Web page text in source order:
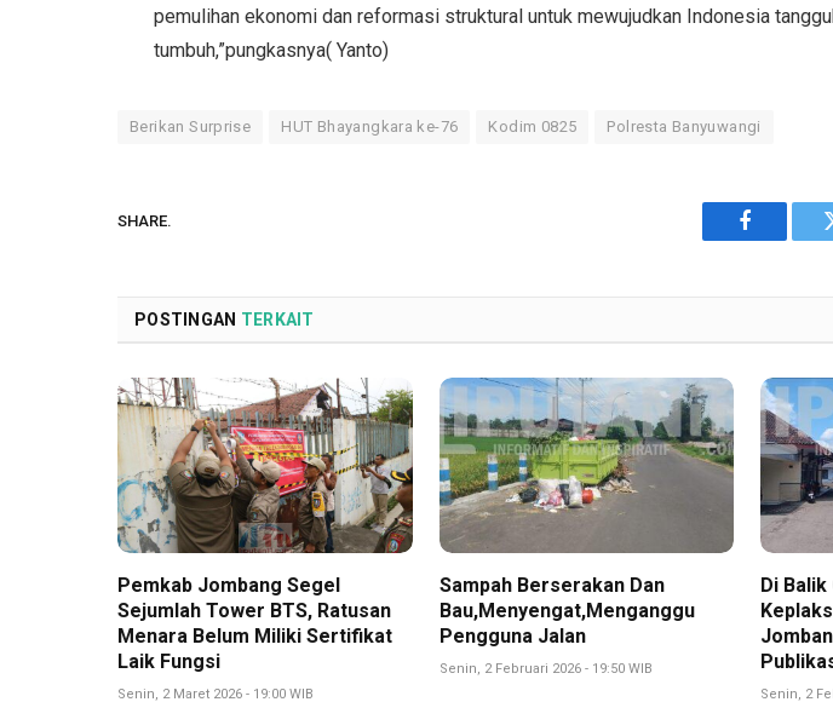
pemulihan ekonomi dan reformasi struktural untuk mewujudkan Indonesia
tumbuh,”pungkasnya( Yanto)
Berikan Surprise HUT Bhayangkara ke-76 Kodim 0825 Polresta Banyuwangi
SHARE.
Facebook
POSTINGAN TERKAIT
Pemkab Jombang Segel
Sejumlah Tower BTS, Ratusan
Menara Belum Miliki Sertifikat
Laik Fungsi
Senin, 2 Maret 2026 - 19:00 WIB
Sampah Berserakan Dan
Bau,Menyengat,Menganggu
Pengguna Jalan
Senin, 2 Februari 2026 - 19:50 WIB
Di
Senin, 2